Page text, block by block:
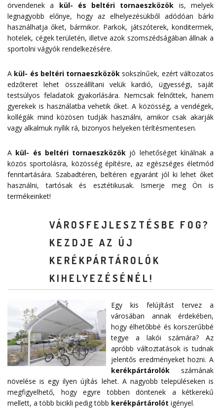
örvendenek a kül- és beltéri tornaeszközök is, melyek
legnagyobb előnye, hogy az elhelyezésükből adódóan bárki
használhatja őket, bármikor. Parkok, játszóterek, konditermek,
hotelek, cégek területén, illetve azok szomszédságában állnak a
sportolni vágyók rendelkezésére.
A kül- és beltéri tornaeszközök sokszínűek, ezért változatos
edzőteret lehet összeállítani velük kardió, ügyességi, saját
testsúlyos feladatok gyakorlására. Nemcsak felnőttek, hanem
gyerekek is használatba vehetik őket. A közösség, a vendégek,
kollégák mind közösen tudják használni, amikor csak akarják
vagy alkalmuk nyílik rá, bizonyos helyeken térítésmentesen.
A kül- és beltéri tornaeszközök jó lehetőséget kínálnak a
közös sportolásra, közösség építésre, az egészséges életmód
fenntartására. Szabadtéren, beltéren egyaránt jól ki lehet őket
használni, tartósak és esztétikusak. Ismerje meg Ön is
termékeinket!
VÁROSFEJLESZTÉSBE FOG?
KEZDJE AZ ÚJ
KERÉKPÁRTÁROLÓK
KIHELYEZÉSÉNÉL!
Egy kis felújítást tervez a
városában annak érdekében,
hogy élhetőbbé és korszerűbbé
tegye a lakói számára? Az
apróbb változtatások is tudnak
jelentős eredményeket hozni. A
kerékpártárolók számának
növelése is egy ilyen újítás lehet. A nagyobb településeken is
megfigyelhető, hogy egyre többen döntenek a kétkerekű
mellett, a több bicikli pedig több kerékpártárolót igényel.